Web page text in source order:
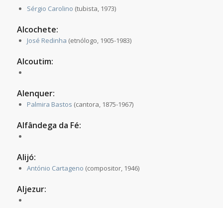
Sérgio Carolino (tubista, 1973)
Alcochete:
José Redinha (etnólogo, 1905-1983)
Alcoutim:
Alenquer:
Palmira Bastos (cantora, 1875-1967)
Alfândega da Fé:
Alijó:
António Cartageno (compositor, 1946)
Aljezur: